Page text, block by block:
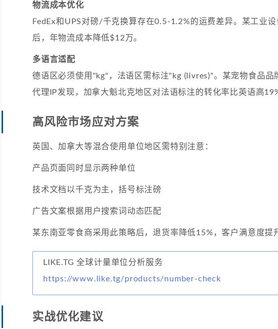
物流成本优化
FedEx和UPS对磅/千克换算存在0.5-1.2%的运费差异。某工业
后，年物流成本降低$12万。
多语言适配
德语区必须使用"kg"，法语区需标注"kg (livres)"。某宠物食品品
代理IP发现，加拿大魁北克地区对法语标注的转化率比英语高
高风险市场应对方案
英国、加拿大等混合使用单位地区需特别注意：
产品页面同时显示两种单位
技术文档以千克为主，括号标注磅
广告文案根据用户搜索词动态匹配
某东南亚零食商采用此策略后，退货率降低15%，客户满意度提
LIKE.TG 全球计量单位分析服务
https://www.like.tg/products/number-check
实战优化建议